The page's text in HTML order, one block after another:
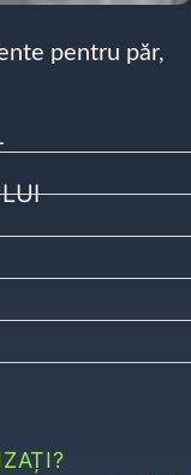
pentru păr,